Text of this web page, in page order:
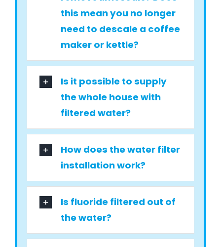
this mean you no longer
need to descale a coffee
maker or kettle?
Is it possible to supply
the whole house with
filtered water?
How does the water filter
installation work?
Is fluoride filtered out of
the water?